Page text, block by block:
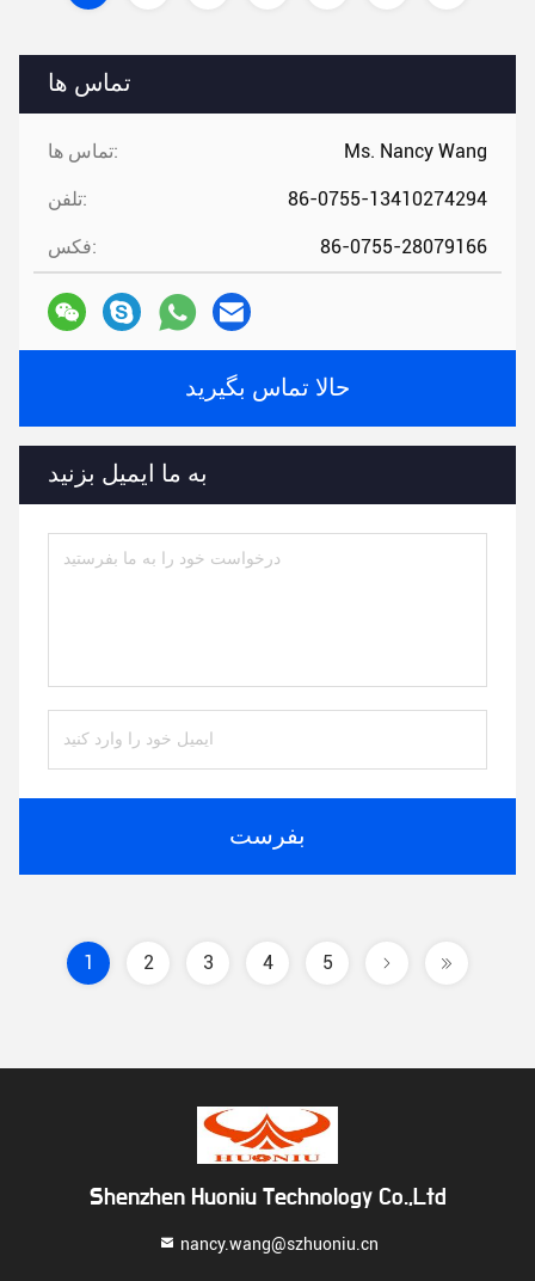
تماس ها
تماس ها: Ms. Nancy Wang
تلفن: 86-0755-13410274294
فکس: 86-0755-28079166
حالا تماس بگیرید
به ما ایمیل بزنید
بفرست
1 2 3 4 5
Shenzhen Huoniu Technology Co.,Ltd
nancy.wang@szhuoniu.cn